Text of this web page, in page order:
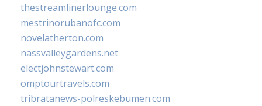
thestreamlinerlounge.com
mestrinorubanofc.com
novelatherton.com
nassvalleygardens.net
electjohnstewart.com
omptourtravels.com
tribratanews-polreskebumen.com